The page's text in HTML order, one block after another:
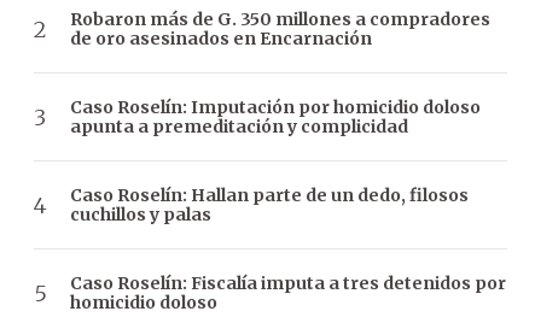
Robaron más de G. 350 millones a compradores
de oro asesinados en Encarnación
Caso Roselín: Imputación por homicidio doloso
apunta a premeditación y complicidad
Caso Roselín: Hallan parte de un dedo, filosos
cuchillos y palas
Caso Roselín: Fiscalía imputa a tres detenidos por
homicidio doloso